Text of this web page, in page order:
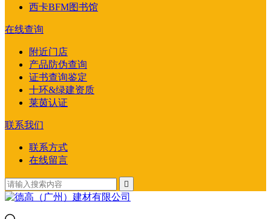
西卡BFM图书馆
在线查询
附近门店
产品防伪查询
证书查询鉴定
十环&绿建资质
莱茵认证
联系我们
联系方式
在线留言
